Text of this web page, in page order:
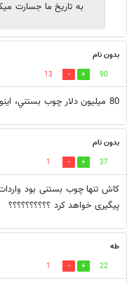
به تاريخ ما جسارت
بدون نام
90
13
80 ميليون دلار چوب بستني، اينو ميگن قدرت اول منطقه ...
بدون نام
37
1
کاش تنها چوب بستنی بود
پیگیری خواهد کرد ؟؟؟؟؟؟؟؟؟؟
طه
22
1